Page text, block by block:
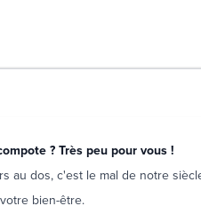
? Très peu pour vous !
au dos, c'est le mal de notre
bien-être.